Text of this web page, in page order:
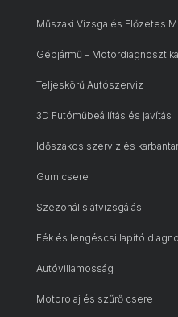
Műszaki Vizsga és Előzetes
Gépjármű – Motordiagnosztika
Teljeskörű Autószerviz
3D Futóműbeállítás és javítás
Időszakos szerviz és
Gumicsere
Szezonális átvizsgálás
Fék és lengéscsillapító
Autóvillamosság
Motorolaj és szűrő csere